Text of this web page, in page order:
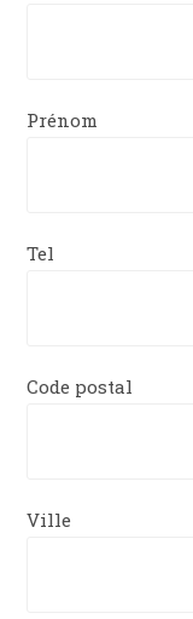
Prénom
Tel
Code postal
Ville